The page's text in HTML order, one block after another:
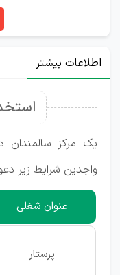
اطلاعات بیشتر
یک مرکز سالمندان
واجدین شرایط زیر
عنوان شغلی
پرستار